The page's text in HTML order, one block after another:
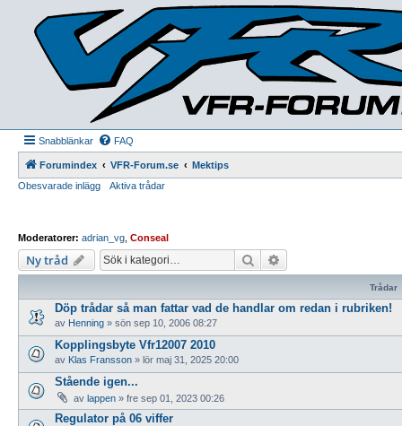
Snabblänkar FAQ
Forumindex VFR-Forum.se
Mektips
Obesvarade inlägg
Aktiva trådar
Moderatorer: adrian_vg Conseal
Ny tråd Sök
Trådar
Döp trådar så man fattar vad de handlar om redan i rubriken!
av Henning » sön sep 10, 2006 08:27
Kopplingsbyte Vfr12007 2010
av Klas Fransson » lör maj 31, 2025 20:00
Stående igen...
av lappen » fre sep 01, 2023 00:26
Regulator på 06 viffer